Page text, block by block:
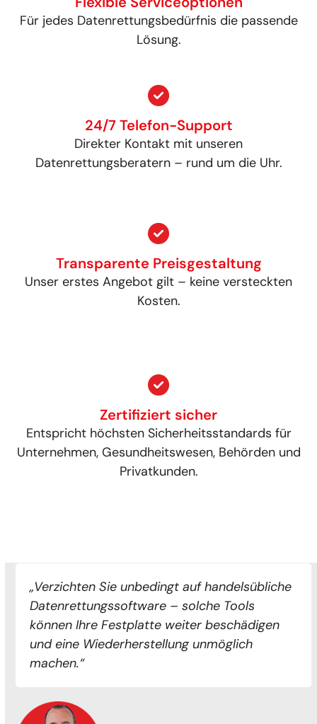
Für jedes Datenrettungsbedürfnis die passende
Lösung.
24/7 Telefon-Support
Direkter Kontakt mit unseren
Datenrettungsberatern – rund um die Uhr.
Transparente Preisgestaltung
Unser erstes Angebot gilt – keine versteckten
Kosten.
Zertifiziert sicher
Entspricht höchsten Sicherheitsstandards für
Unternehmen, Gesundheitswesen, Behörden und
Privatkunden.
„Verzichten Sie unbedingt auf handelsübliche
Datenrettungssoftware – solche Tools
können Ihre Festplatte weiter beschädigen
und eine Wiederherstellung unmöglich
machen.“